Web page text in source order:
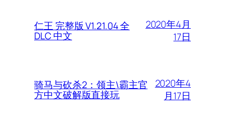
仁王 完整版 V1.21.04 全
DLC 中文
2020年4月
17日
骑马与砍杀2：领主\霸主官
方中文破解版直接玩
2020年4
月17日